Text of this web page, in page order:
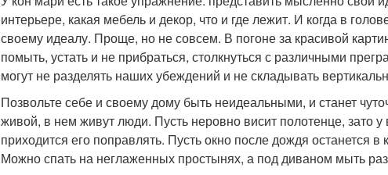
интерьере, какая мебель и декор, что и где лежит. И когда в
своему идеалу. Проще, но не совсем. В погоне за красивой
помыть, устать и не прибраться, столкнуться с различными
могут не разделять наших убеждений и не складывать
Позвольте себе и своему дому быть неидеальными, и станет
живой, в нем живут люди. Пусть неровно висит полотенце, зато у
приходится его поправлять. Пусть окно после дождя останется
Можно спать на неглаженных простынях, а под диваном мыть